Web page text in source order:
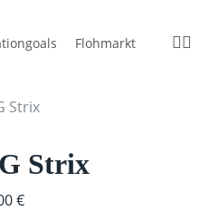
Flohmarkt
Strix
Strix
€